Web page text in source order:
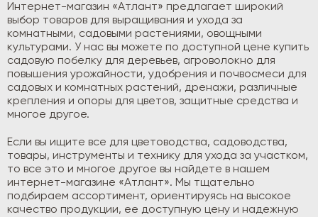
Интернет-магазин «Атлант» предлагает широкий
выбор товаров для выращивания и ухода за
комнатными, садовыми растениями, овощными
культурами. У нас вы можете по доступной цене купить
садовую побелку для деревьев, агроволокно для
повышения урожайности, удобрения и почвосмеси для
садовых и комнатных растений, дренажи, различные
крепления и опоры для цветов, защитные средства и
многое другое.
Если вы ищите все для цветоводства, садоводства,
товары, инструменты и технику для ухода за участком,
то все это и многое другое вы найдете в нашем
интернет-магазине «Атлант». Мы тщательно
подбираем ассортимент, ориентируясь на высокое
качество продукции, ее доступную цену и надежную